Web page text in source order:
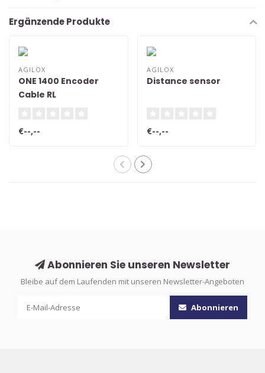
Ergänzende Produkte
AGILOX
ONE 1400 Encoder
Cable RL
€--,--
AGILOX
Distance sensor
€--,--
Abonnieren Sie unseren Newsletter
Bleibe auf dem Laufenden mit unseren Newsletter-Angeboten
Abonnieren